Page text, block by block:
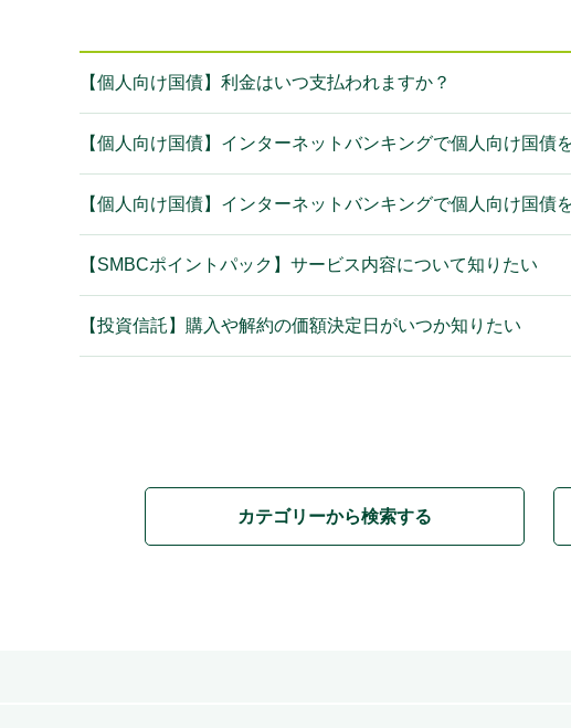
【個人向け国債】利金はいつ支払われますか？
【個人向け国債】インターネットバンキングで個人向け国債
【個人向け国債】インターネットバンキングで個人向け国債
【SMBCポイントパック】サービス内容について知りたい
【投資信託】購入や解約の価額決定日がいつか知りたい
カテゴリーから検索する